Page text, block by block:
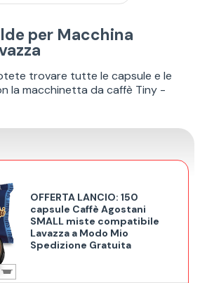
per Macchina
trovare tutte le capsule e le
la macchinetta da caffè Tiny -
OFFERTA LANCIO: 150
capsule Caffè Agostani
SMALL miste compatibile
Lavazza a Modo Mio
Spedizione Gratuita